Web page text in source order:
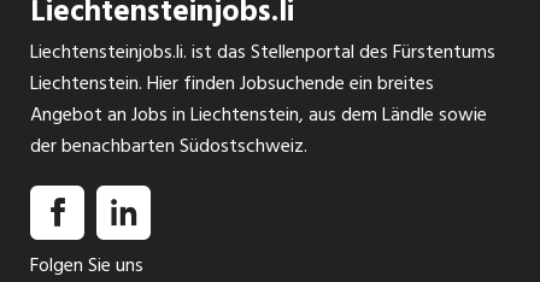
Liechtensteinjobs.li
Liechtensteinjobs.li. ist das Stellenportal des Fürstentums
Liechtenstein. Hier finden Jobsuchende ein breites
Angebot an Jobs in Liechtenstein, aus dem Ländle sowie
der benachbarten Südostschweiz.
Folgen Sie uns